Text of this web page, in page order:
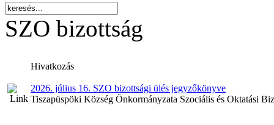
SZO bizottság
Hivatkozás
2026. július 16. SZO bizottsági ülés jegyzőkönyve
Tiszapüspöki Község Önkormányzata Szociális és Oktatási